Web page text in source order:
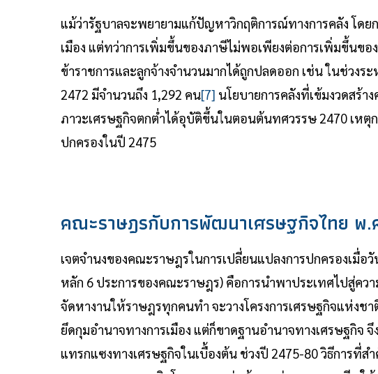
แม้ว่ารัฐบาลจะพยายามแก้ปัญหาวิกฤติการณ์ทางการคลัง โด
เมือง แต่ทว่าการเพิ่มขึ้นของภาษีไม่พอเพียงต่อการเพิ่มขึ้นขอ
ข้าราชการและลูกจ้างจำนวนมากได้ถูกปลดออก เช่น ในช่วงร
2472 มีจำนวนถึง 1,292 คน[7] นโยบายการคลังที่เข้มงวดสร้
ภาวะเศรษฐกิจตกต่ำได้อุบัติขึ้นในตอนต้นทศวรรษ 2470 เหตุ
ปกครองในปี 2475
คณะราษฎรกับการพัฒนาเศรษฐกิจไทย พ
เจตจำนงของคณะราษฎรในการเปลี่ยนแปลงการปกครองเมื่
หลัก 6 ประการของคณะราษฎร) คือการนำพาประเทศไปสู่คว
จัดหางานให้ราษฎรทุกคนทำ จะวางโครงการเศรษฐกิจแห่ง
ยึดกุมอำนาจทางการเมือง แต่ก็ขาดฐานอำนาจทางเศรษฐกิจ
แทรกแซงทางเศรษฐกิจในเบื้องต้น ช่วงปี 2475-80 วิธีการที่